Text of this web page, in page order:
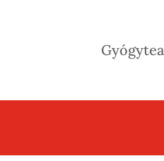
Gyógytea